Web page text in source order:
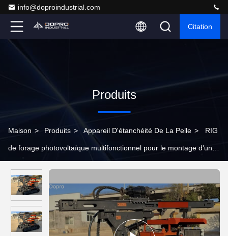
info@doproindustrial.com
Citation
Produits
Maison > Produits > Appareil D'étanchéité De La Pelle > RIG
de forage photovoltaïque multifonctionnel pour le montage d'une